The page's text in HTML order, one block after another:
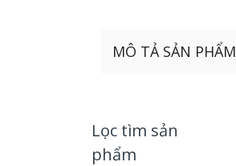
MÔ TẢ SẢN PHẨM
Lọc tìm sản
phẩm